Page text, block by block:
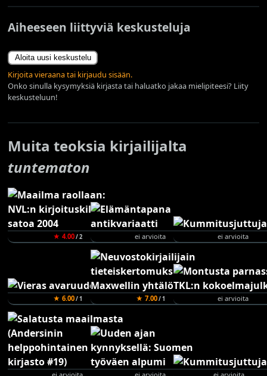
Aiheeseen liittyviä keskusteluja
Aloita uusi keskustelu
Kirjoita vieraana tai kirjaudu sisään.
Onko sinulla kysymyksiä kirjasta tai haluatko jakaa mielipiteesi? Liity
keskusteluun!
Muita teoksia kirjailijalta
tuntematon
★ 4.00/ 2 ei arvioita ei arvioita
★ 6.00/ 1 ★ 7.00/ 1 ei arvioita